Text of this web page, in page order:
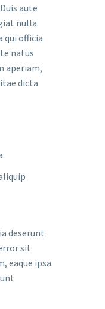
aute
nulla
qui officia
natus
aperiam,
dicta
deserunt
sit
eaque ipsa